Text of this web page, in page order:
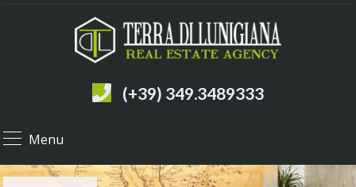
(+39) 349.3489333
Menu